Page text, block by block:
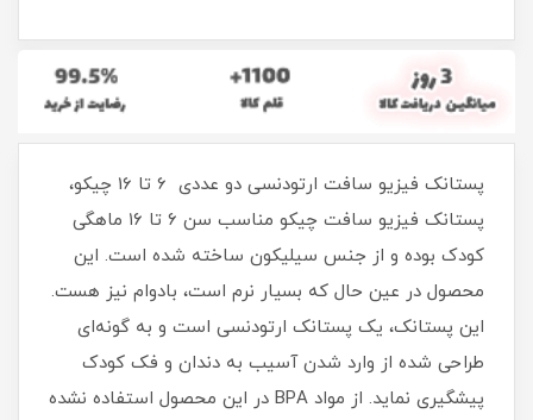
پستانک فیزیو سافت ارتودنسی دو عددی 6 تا 16 چیکو،
پستانک فیزیو سافت چیکو مناسب سن ۶ تا ۱۶ ماهگی
کودک بوده و از جنس سیلیکون ساخته شده است. این
محصول در عین حال که بسیار نرم است، بادوام نیز هست.
این پستانک، یک پستانک ارتودنسی است و به گونه‌ای
طراحی شده از وارد شدن آسیب به دندان و فک کودک
پیشگیری نماید. از مواد BPA در این محصول استفاده نشده